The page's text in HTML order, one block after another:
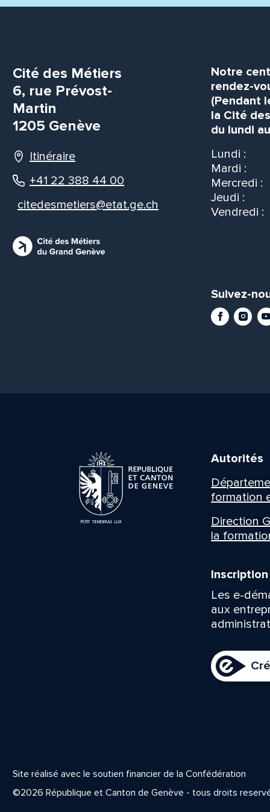
Cité des Métiers
6, rue Prévost-
Martin
1205 Genève
Itinéraire
+41 22 388 44 00
citedesmetiers@etat.ge.ch
Notre
rendez-
(Pendant
la Cité
du lundi
Lundi :
Mardi :
Mercredi :
Jeudi :
Vendredi :
Suivez-
Facebook
Autorités
formation
Direction
la
Les e-
aux
Site réalisé avec le soutien financier de la Confédération
©2026 République et Canton de Genève - tous droits